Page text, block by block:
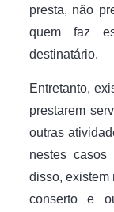
presta, não
quem faz
destinatário.
Entretanto,
prestarem
outras
nestes
disso, existem
conserto e